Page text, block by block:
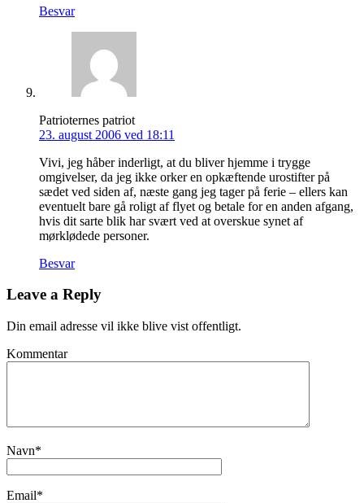
Besvar
Patrioternes patriot
23. august 2006 ved 18:11
Vivi, jeg håber inderligt, at du bliver hjemme i trygge
omgivelser, da jeg ikke orker en opkæftende urostifter på
sædet ved siden af, næste gang jeg tager på ferie – ellers kan
eventuelt bare gå roligt af flyet og betale for en anden afgang,
hvis dit sarte blik har svært ved at overskue synet af
mørklødede personer.
Besvar
Leave a Reply
Din email adresse vil ikke blive vist offentligt.
Kommentar
Navn*
Email*